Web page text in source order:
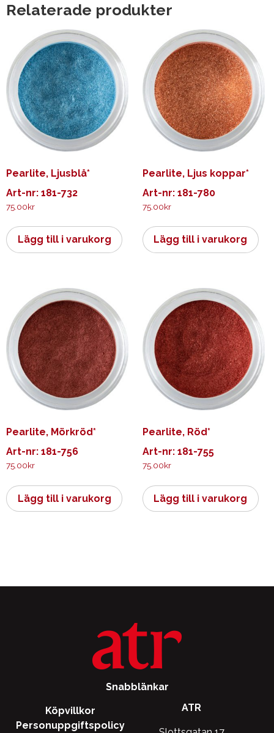
Relaterade produkter
Pearlite, Ljusblå*
Art-nr: 181-732
75.00kr
Lägg till i varukorg
Pearlite, Ljus koppar*
Art-nr: 181-780
75.00kr
Lägg till i varukorg
Pearlite, Mörkröd*
Art-nr: 181-756
75.00kr
Lägg till i varukorg
Pearlite, Röd*
Art-nr: 181-755
75.00kr
Lägg till i varukorg
Snabblänkar
Köpvillkor
Personuppgiftspolicy
ATR